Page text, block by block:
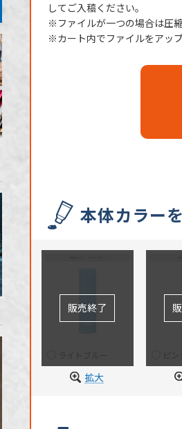
してご入稿ください。
※ファイルが一つの場合は圧縮
※カート内でファイルをアッ
本体カラー
拡大